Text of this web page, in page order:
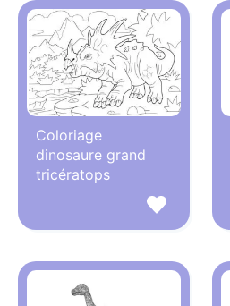
Coloriage
dinosaure grand
tricératops